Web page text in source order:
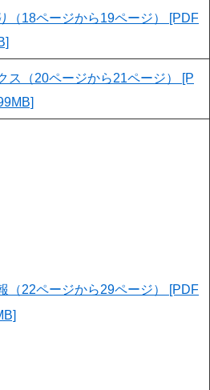
（18ページから19ページ） [PDF
ス（20ページから21ページ） [P
（22ページから29ページ） [PDF